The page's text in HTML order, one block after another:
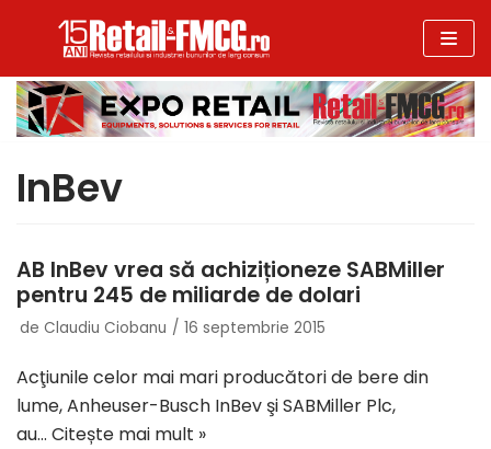
la
conținut
InBev
AB InBev vrea să achiziționeze SABMiller
pentru 245 de miliarde de dolari
de Claudiu Ciobanu 16 septembrie 2015
Acţiunile celor mai mari producători de bere din
lume, Anheuser-Busch InBev şi SABMiller Plc,
au… Citește mai mult »